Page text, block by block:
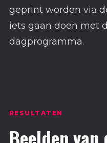
geprint worden via
iets gaan doen met
dagprogramma.
RESULTATEN